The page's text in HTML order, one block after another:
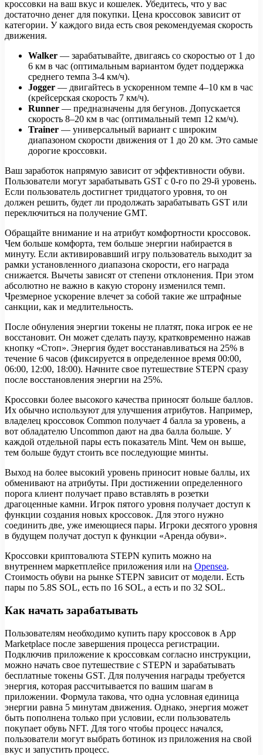
кроссовки на ваш вкус и кошелек. Убедитесь, что у вас
достаточно денег для покупки. Цена кроссовок зависит от
категории. У каждого вида есть своя рекомендуемая скорость
движения.
Walker — зарабатывайте, двигаясь со скоростью от 1 до
6 км в час (оптимальным вариантом будет поддержка
среднего темпа 3-4 км/ч).
Jogger — двигайтесь в ускоренном темпе 4–10 км в час
(крейсерская скорость 7 км/ч).
Runner — предназначены для бегунов. Допускается
скорость 8–20 км в час (оптимальный темп 12 км/ч).
Trainer — универсальный вариант с широким
диапазоном скорости движения от 1 до 20 км. Это самые
дорогие кроссовки.
Ваш заработок напрямую зависит от эффективности обуви.
Пользователи могут зарабатывать GST с 0-го по 29-й уровень.
Если пользователь достигнет тридцатого уровня, то он
должен решить, будет ли продолжать зарабатывать GST или
переключиться на получение GMT.
Обращайте внимание и на атрибут комфортности кроссовок.
Чем больше комфорта, тем больше энергии набирается в
минуту. Если активировавший игру пользователь выходит за
рамки установленного диапазона скорости, его награда
снижается. Вычеты зависят от степени отклонения. При этом
абсолютно не важно в какую сторону изменился темп.
Чрезмерное ускорение влечет за собой такие же штрафные
санкции, как и медлительность.
После обнуления энергии токены не платят, пока игрок ее не
восстановит. Он может сделать паузу, кратковременно нажав
кнопку «Стоп». Энергия будет восстанавливаться на 25% в
течение 6 часов (фиксируется в определенное время 00:00,
06:00, 12:00, 18:00). Начните свое путешествие STEPN сразу
после восстановления энергии на 25%.
Кроссовки более высокого качества приносят больше баллов.
Их обычно используют для улучшения атрибутов. Например,
владелец кроссовок Common получает 4 балла за уровень, а
вот обладателю Uncommon дают на два балла больше. У
каждой отдельной пары есть показатель Mint. Чем он выше,
тем больше будут стоить все последующие минты.
Выход на более высокий уровень приносит новые баллы, их
обменивают на атрибуты. При достижении определенного
порога клиент получает право вставлять в розетки
драгоценные камни. Игрок пятого уровня получает доступ к
функции создания новых кроссовок. Для этого нужно
соединить две, уже имеющиеся пары. Игроки десятого уровня
в будущем получат доступ к функции «Аренда обуви».
Кроссовки криптовалюта STEPN купить можно на
внутреннем маркетплейсе приложения или на Opensea.
Стоимость обуви на рынке STEPN зависит от модели. Есть
пары по 5.8S SOL, есть по 16 SOL, а есть и по 32 SOL.
Как начать зарабатывать
Пользователям необходимо купить пару кроссовок в App
Marketplace после завершения процесса регистрации.
Подключив приложение к кроссовкам согласно инструкции,
можно начать свое путешествие с STEPN и зарабатывать
бесплатные токены GST. Для получения награды требуется
энергия, которая рассчитывается по вашим шагам в
приложении. Формула такова, что одна условная единица
энергии равна 5 минутам движения. Однако, энергия может
быть пополнена только при условии, если пользователь
покупает обувь NFT. Для того чтобы процесс начался,
пользователи могут выбрать ботинок из приложения на свой
вкус и запустить процесс.